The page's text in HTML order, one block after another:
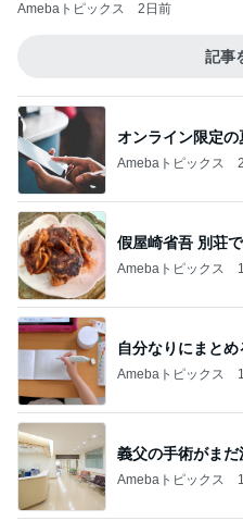
Amebaトピックス 2日前
記事
オンライン限定
Amebaトピックス
假屋崎省吾 別荘
Amebaトピックス
自分なりにまと
Amebaトピックス
義父の手術がま
Amebaトピックス